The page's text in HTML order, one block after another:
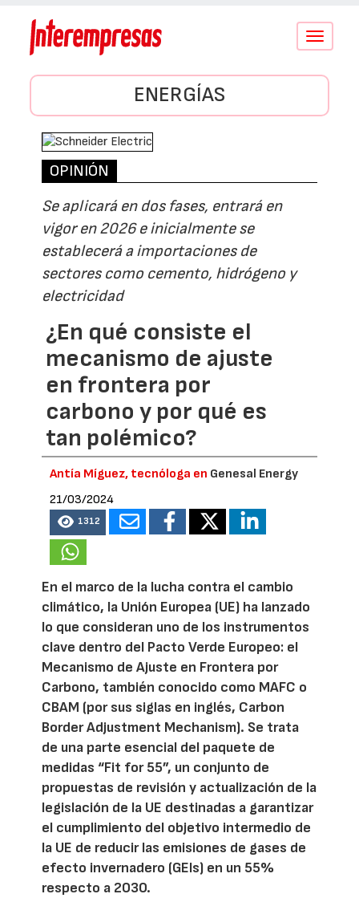
Conmutar
ENERGÍAS
OPINIÓN
Se aplicará en dos fases, entrará en
vigor en 2026 e inicialmente se
establecerá a importaciones de
sectores como cemento, hidrógeno y
electricidad
¿En qué consiste el
mecanismo de ajuste
en frontera por
carbono y por qué es
tan polémico?
Antía Míguez, tecnóloga en Genesal Energy
21/03/2024
1312
En el marco de la lucha contra el cambio
climático, la Unión Europea (UE) ha lanzado
lo que consideran uno de los instrumentos
clave dentro del Pacto Verde Europeo: el
Mecanismo de Ajuste en Frontera por
Carbono, también conocido como MAFC o
CBAM (por sus siglas en inglés, Carbon
Border Adjustment Mechanism). Se trata
de una parte esencial del paquete de
medidas “Fit for 55”, un conjunto de
propuestas de revisión y actualización de la
legislación de la UE destinadas a garantizar
el cumplimiento del objetivo intermedio de
la UE de reducir las emisiones de gases de
efecto invernadero (GEIs) en un 55%
respecto a 2030.